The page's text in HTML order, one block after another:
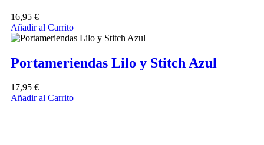
16,95 €
Añadir al Carrito
Portameriendas Lilo y Stitch Azul
17,95 €
Añadir al Carrito